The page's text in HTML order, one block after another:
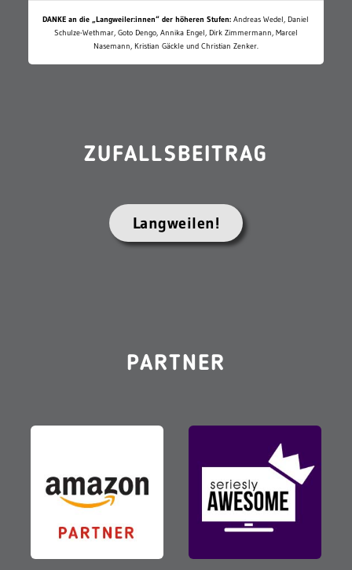
DANKE an die „Langweiler:innen“ der höheren Stufen: Andreas Wedel, Daniel
Schulze-Wethmar, Goto Dengo, Annika Engel, Dirk Zimmermann, Marcel
Nasemann, Kristian Gäckle und Christian Zenker.
ZUFALLSBEITRAG
Langweilen!
PARTNER